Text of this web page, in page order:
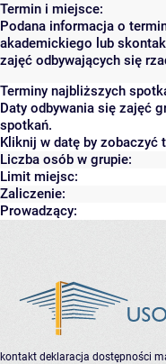
Termin i miejsce:
Podana informacja o
akademickiego lub
zajęć odbywających się
Terminy najbliższych
Daty odbywania się zajęć
spotkań.
Kliknij w datę by zobaczyć
Liczba osób w grupie:
Limit miejsc:
Zaliczenie:
Prowadzący:
kontakt deklaracja dostępności